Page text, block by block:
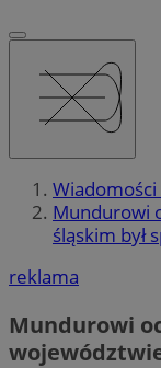
Mundurowi
śląskim był
reklama
Mundurowi